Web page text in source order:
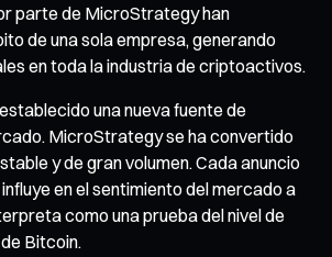
parte de MicroStrategy han
de una sola empresa, generando
en toda la industria de criptoactivos.
una nueva fuente de
MicroStrategy se ha convertido
y de gran volumen. Cada anuncio
en el sentimiento del mercado a
como una prueba del nivel de
Bitcoin.